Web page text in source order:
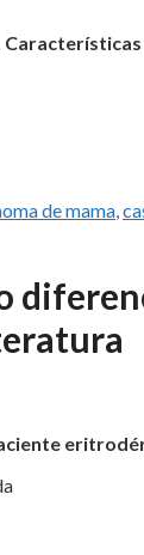
de mama,